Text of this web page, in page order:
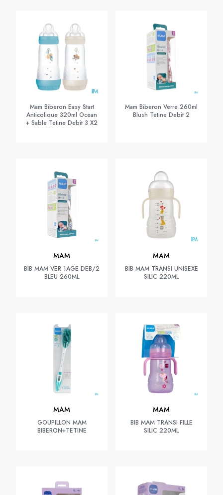
Mam Biberon Easy Start
Anticolique 320ml Ocean
+ Sable Tetine Debit 3 X2
Mam Biberon Verre 260ml
Blush Tetine Debit 2
MAM
BIB MAM VER 1AGE DEB/2
BLEU 260ML
MAM
BIB MAM TRANSI UNISEXE
SILIC 220ML
MAM
GOUPILLON MAM
BIBERON+TETINE
MAM
BIB MAM TRANSI FILLE
SILIC 220ML